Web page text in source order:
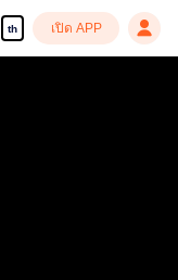
th เปิด APP